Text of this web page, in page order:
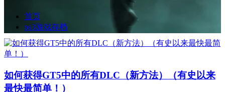
首页
ps3游戏存档
如何获得GT5中的所有DLC（新方法）（有史以来
最快最简单！）